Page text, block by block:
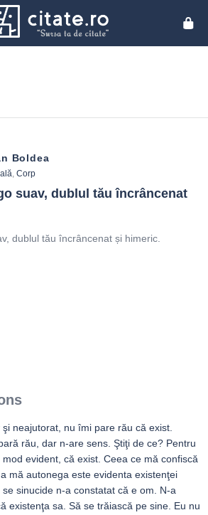
Boldea
, Corp
suav, dublul tău încrâncenat
dublul tău încrâncenat și himeric.
neajutorat, nu îmi pare rău că exist.
rău, dar n-are sens. Ştiţi de ce? Pentru
evident, că exist. Ceea ce mă confiscă
mă autonega este evidenta existenţei
sinucide n-a constatat că e om. N-a
existenţa sa. Să se trăiască pe sine. Eu nu